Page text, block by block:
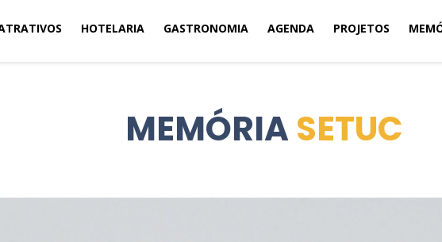
HOTELARIA GASTRONOMIA AGENDA PROJETOS
MEMÓRIASETUC